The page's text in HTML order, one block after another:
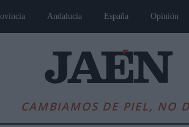
Andalucía España Opinión
CAMBIAMOS DE PIEL, NO